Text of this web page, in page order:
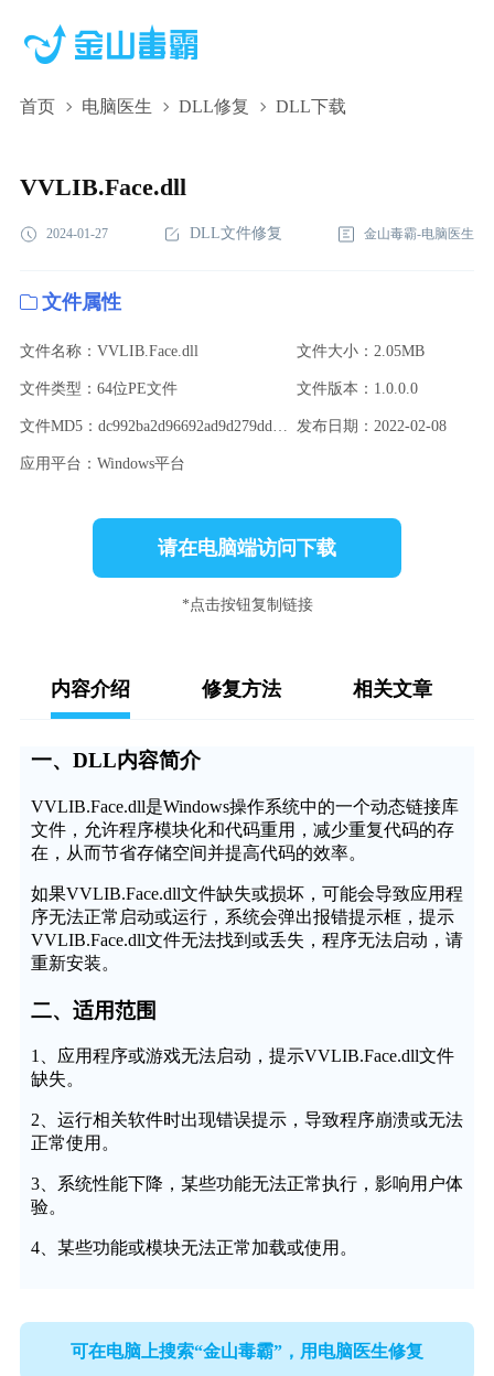
首页 电脑医生 DLL修复 DLL下载
VVLIB.Face.dll,VVLIB.Face.dll下载,VVLIB.Face.dll修复
VVLIB.Face.dll
2024-01-27 DLL文件修复 金山毒霸-电脑医生
文件属性
文件名称：VVLIB.Face.dll 文件大小：2.05MB
文件类型：64位PE文件 文件版本：1.0.0.0
文件MD5：dc992ba2d96692ad9d279dd6b5abb25a 发布日期：2022-02-08
应用平台：Windows平台
请在电脑端访问下载
*点击按钮复制链接
内容介绍 修复方法 相关文章
一、DLL内容简介
VVLIB.Face.dll是Windows操作系统中的一个动态链接库
文件，允许程序模块化和代码重用，减少重复代码的存
在，从而节省存储空间并提高代码的效率。
如果VVLIB.Face.dll文件缺失或损坏，可能会导致应用程
序无法正常启动或运行，系统会弹出报错提示框，提示
VVLIB.Face.dll文件无法找到或丢失，程序无法启动，请
重新安装。
二、适用范围
1、应用程序或游戏无法启动，提示VVLIB.Face.dll文件
缺失。
2、运行相关软件时出现错误提示，导致程序崩溃或无法
正常使用。
3、系统性能下降，某些功能无法正常执行，影响用户体
验。
4、某些功能或模块无法正常加载或使用。
可在电脑上搜索“金山毒霸”，用电脑医生修复